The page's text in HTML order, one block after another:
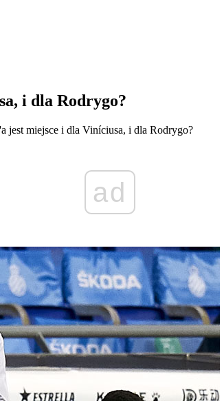
i dla Rodrygo?
jest miejsce i dla Viníciusa, i dla Rodrygo?
ad